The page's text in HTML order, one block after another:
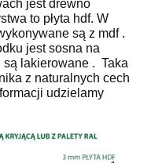
jest drewno
to płyta hdf. W
są z mdf .
jest sosna na
są lakierowane . Taka
z naturalnych cech
udzielamy